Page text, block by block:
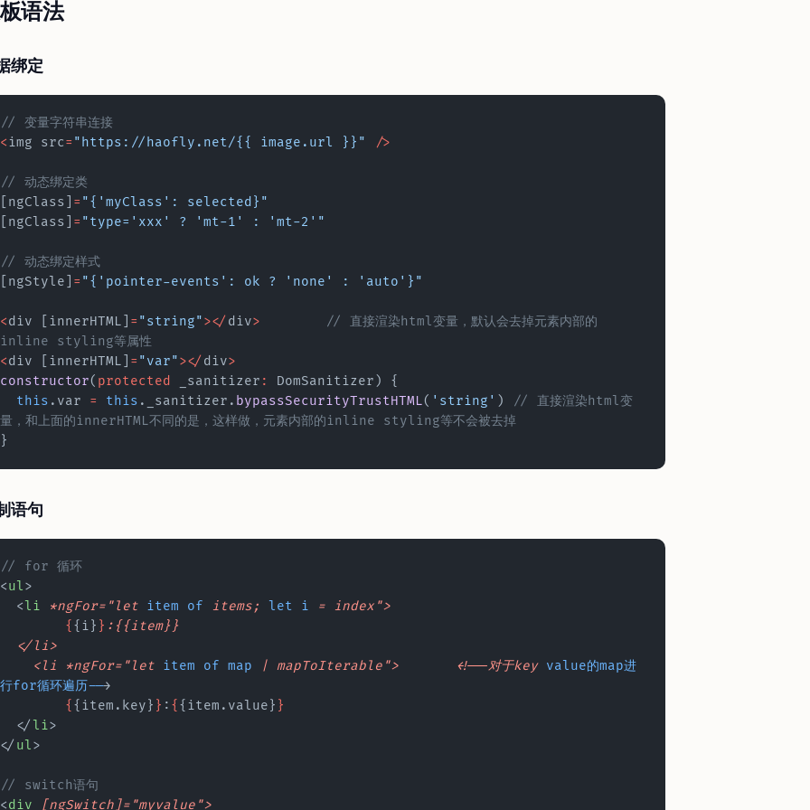
语法
绑定
// 变量字符串连接
<img src= "https://haofly.net/{{ image.url }}" />
// 动态绑定类
[ngClass] = "{'myClass': selected}"
[ngClass] = "type='xxx' ? 'mt-1' : 'mt-2'"
// 动态绑定样式
[ngStyle] = "{'pointer-events': ok ? 'none' : 'auto'}"
<div [innerHTML] = "string"></div>
inline styling等属性
<div [innerHTML] = "var"></div>
constructor( protected _sanitizer :
DomSanitizer) {
  this
.var = this ._sanitizer. bypassSecurityTrustHTML( 'string' )
// 直接渲染html变
量，和上面的innerHTML不同的是，这样做，元素内部的inline styling等不会被去掉
}
语句
// for 循环
<ul>
  <
li *ngFor="let item of items; let i = index">
  	{
{i} } :{{item}}
  </li>
    <li
*ngFor="let item of map | mapToIterable">
	<!--对于key
value的map进
行for循环遍历-->
  	{
{item.key} } : { {item.value} }
  </
li>
</ ul>
// switch语句
<div [ngSwitch]="myvalue">